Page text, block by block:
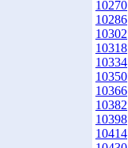
10270
10286
10302
10318
10334
10350
10366
10382
10398
10414